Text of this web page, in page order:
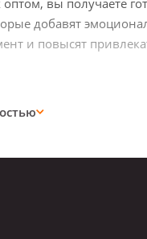
оптом, вы получаете
добавят
и повысят
подарок и travel-
востребованы в